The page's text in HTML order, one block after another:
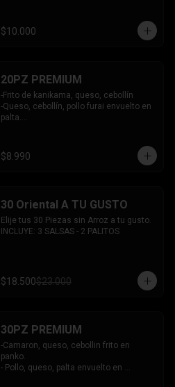
$10.000
20PZ PREMIUM
-Frito de kanikama, queso, cebollín
-Queso, cebollín, pollo furai envuelto en
palta.
$8.990
30 Oriental A TU GUSTO
Elije tus 30 Piezas sin Arroz a tu gusto.
INCLUYE: 3 SALSAS - 2 PALITOS
$18.500$23.000
30PZ PREMIUM
-Camaron, queso, cebollin frito en
panko.
- Pollo, queso, palta envuelto en